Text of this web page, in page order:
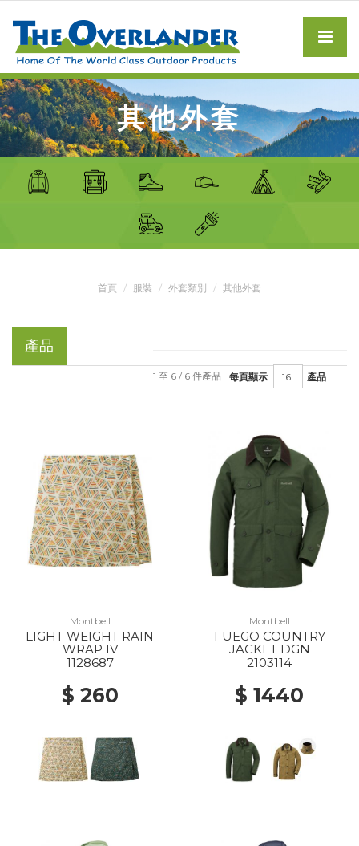
其他外套
首頁 服裝 外套類別 其他外套
產品
每頁顯示 產品
1 至 6 / 6 件產品
Montbell
LIGHT WEIGHT RAIN
WRAP IV
1128687
$ 260
Montbell
FUEGO COUNTRY
JACKET DGN
2103114
$ 1440